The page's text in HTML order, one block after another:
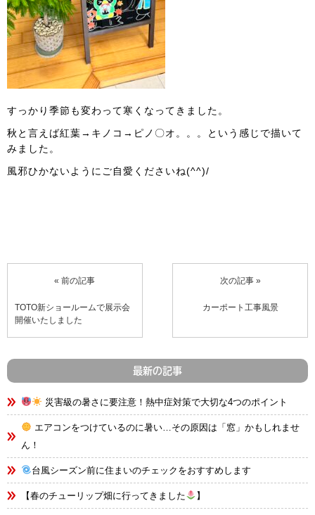
すっかり季節も変わって寒くなってきました。
秋と言えば紅葉→キノコ→ピノ〇オ。。。という感じで描いて
みました。
風邪ひかないようにご自愛くださいね(^^)/
« 前の記事
TOTO新ショールームで展示会
開催いたしました
次の記事 »
カーポート工事風景
最新の記事
災害級の暑さに要注意！熱中症対策で大切な4つのポイント
エアコンをつけているのに暑い…その原因は「窓」かもしれませ
ん！
台風シーズン前に住まいのチェックをおすすめします
【春のチューリップ畑に行ってきました 】